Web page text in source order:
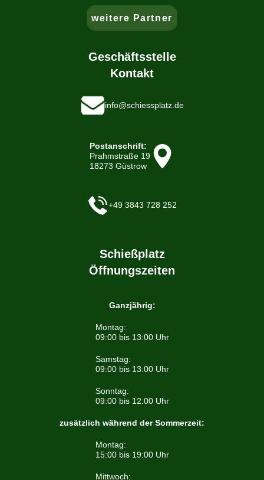
weitere Partner
Geschäftsstelle
Kontakt
info@schiessplatz.de
Postanschrift:
Prahmstraße 19
18273 Güstrow
+49 3843 728 252
Schießplatz
Öffnungszeiten
Ganzjährig:
Montag:
09:00 bis 13:00 Uhr
Samstag:
09:00 bis 13:00 Uhr
Sonntag:
09:00 bis 12:00 Uhr
zusätzlich während der Sommerzeit:
Montag:
15:00 bis 19:00 Uhr
Mittwoch: